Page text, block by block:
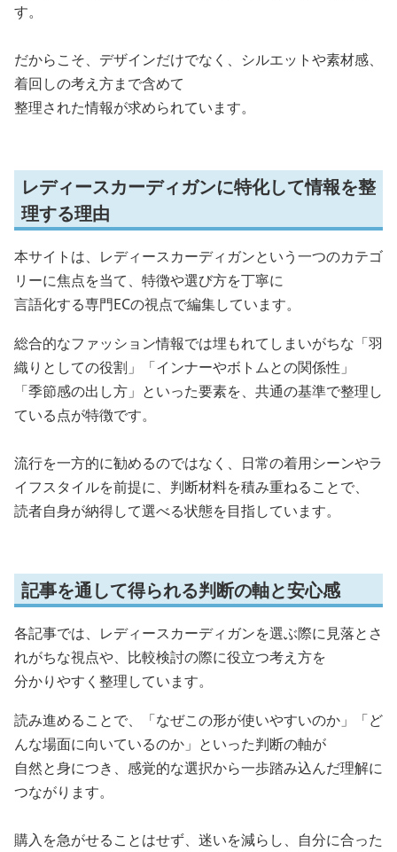
す。
だからこそ、デザインだけでなく、シルエットや素材感、
着回しの考え方まで含めて
整理された情報が求められています。
レディースカーディガンに特化して情報を整
理する理由
本サイトは、レディースカーディガンという一つのカテゴ
リーに焦点を当て、特徴や選び方を丁寧に
言語化する専門ECの視点で編集しています。
総合的なファッション情報では埋もれてしまいがちな「羽
織りとしての役割」「インナーやボトムとの関係性」
「季節感の出し方」といった要素を、共通の基準で整理し
ている点が特徴です。
流行を一方的に勧めるのではなく、日常の着用シーンやラ
イフスタイルを前提に、判断材料を積み重ねることで、
読者自身が納得して選べる状態を目指しています。
記事を通して得られる判断の軸と安心感
各記事では、レディースカーディガンを選ぶ際に見落とさ
れがちな視点や、比較検討の際に役立つ考え方を
分かりやすく整理しています。
読み進めることで、「なぜこの形が使いやすいのか」「ど
んな場面に向いているのか」といった判断の軸が
自然と身につき、感覚的な選択から一歩踏み込んだ理解に
つながります。
購入を急がせることはせず、迷いを減らし、自分に合った